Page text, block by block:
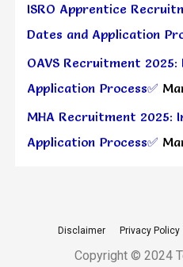
ISRO Apprentice
Dates and Application
OAVS Recruitment
Application Process✅
MHA Recruitment 2025:
Application Process✅
Disclaimer Privacy Policy
Copyright © 2024